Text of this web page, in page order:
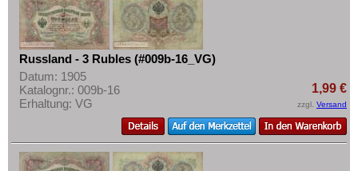
Russland - 3 Rubles (#009b-16_VG)
Datum: 1905
Katalognr.: 009b-16
Erhaltung: VG
1,99 €
zzgl. Versand